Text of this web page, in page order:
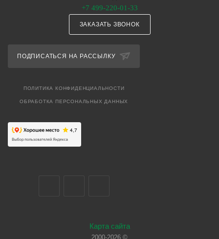
+7 499-220-01-33
ЗАКАЗАТЬ ЗВОНОК
ПОДПИСАТЬСЯ НА РАССЫЛКУ
ПОЛИТИКА КОНФИДЕНЦИАЛЬНОСТИ
ОБРАБОТКА ПЕРСОНАЛЬНЫХ ДАННЫХ
Карта сайта
2000-2026 ©